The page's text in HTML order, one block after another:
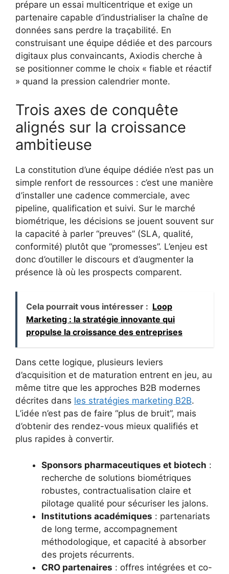
prépare un essai multicentrique et exige un
partenaire capable d’industrialiser la chaîne de
données sans perdre la traçabilité. En
construisant une équipe dédiée et des parcours
digitaux plus convaincants, Axiodis cherche à
se positionner comme le choix « fiable et réactif
» quand la pression calendrier monte.
Trois axes de conquête
alignés sur la croissance
ambitieuse
La constitution d’une équipe dédiée n’est pas un
simple renfort de ressources : c’est une manière
d’installer une cadence commerciale, avec
pipeline, qualification et suivi. Sur le marché
biométrique, les décisions se jouent souvent sur
la capacité à parler “preuves” (SLA, qualité,
conformité) plutôt que “promesses”. L’enjeu est
donc d’outiller le discours et d’augmenter la
présence là où les prospects comparent.
Cela pourrait vous intéresser : Loop
Marketing : la stratégie innovante qui
propulse la croissance des entreprises
Dans cette logique, plusieurs leviers
d’acquisition et de maturation entrent en jeu, au
même titre que les approches B2B modernes
décrites dans les stratégies marketing B2B.
L’idée n’est pas de faire “plus de bruit”, mais
d’obtenir des rendez-vous mieux qualifiés et
plus rapides à convertir.
Sponsors pharmaceutiques et biotech :
recherche de solutions biométriques
robustes, contractualisation claire et
pilotage qualité pour sécuriser les jalons.
Institutions académiques : partenariats
de long terme, accompagnement
méthodologique, et capacité à absorber
des projets récurrents.
CRO partenaires : offres intégrées et co-